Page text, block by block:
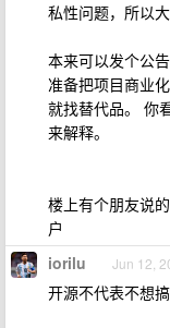
私性问题，所以大
本来可以发个公
准备把项目商业
就找替代品。 你
来解释。
楼上有个朋友说
户
iorilu Jun 12,
开源不代表不想